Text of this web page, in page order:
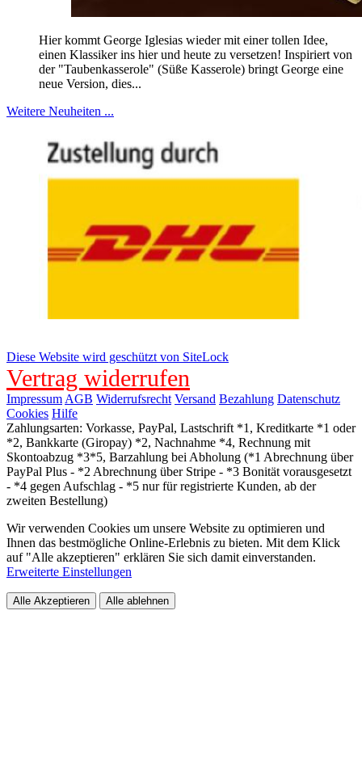
Hier kommt George Iglesias wieder mit einer tollen Idee,
einen Klassiker ins hier und heute zu versetzen! Inspiriert von
der "Taubenkasserole" (Süße Kasserole) bringt George eine
neue Version, dies...
Weitere Neuheiten ...
Diese Website wird geschützt von SiteLock
Vertrag widerrufen
Impressum AGB Widerrufsrecht Versand Bezahlung Datenschutz
Cookies Hilfe
Zahlungsarten: Vorkasse, PayPal, Lastschrift *1, Kreditkarte *1 oder
*2, Bankkarte (Giropay) *2, Nachnahme *4, Rechnung mit
Skontoabzug *3*5, Barzahlung bei Abholung (*1 Abrechnung über
PayPal Plus - *2 Abrechnung über Stripe - *3 Bonität vorausgesetzt
- *4 gegen Aufschlag - *5 nur für registrierte Kunden, ab der
zweiten Bestellung)
Wir verwenden Cookies um unsere Website zu optimieren und
Ihnen das bestmögliche Online-Erlebnis zu bieten. Mit dem Klick
auf "Alle akzeptieren" erklären Sie sich damit einverstanden.
Erweiterte Einstellungen
Alle Akzeptieren Alle ablehnen